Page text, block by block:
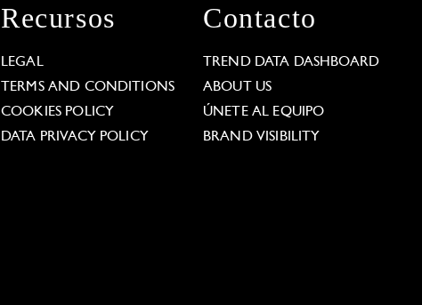
Recursos
LEGAL
TERMS AND CONDITIONS
COOKIES POLICY
DATA PRIVACY POLICY
Contacto
TREND DATA DASHBOARD
ABOUT US
ÚNETE AL EQUIPO
BRAND VISIBILITY